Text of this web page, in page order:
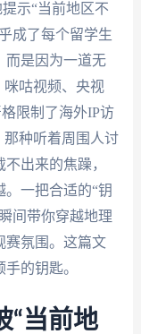
示“当前地区不
成了每个留学生
而是因为一道无
咪咕视频、央视
限制了海外IP访
那种听着周围人讨
出来的焦躁，
一把合适的“钥
间带你穿越地理
赛氛围。这篇文
的钥匙。
“当前地